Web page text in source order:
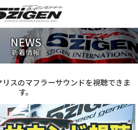
NEWS
新着情報
リスのマフラーサウンドを視聴できま
す。